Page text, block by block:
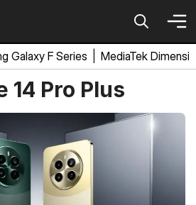
Galaxy F Series MediaTek
14 Pro Plus